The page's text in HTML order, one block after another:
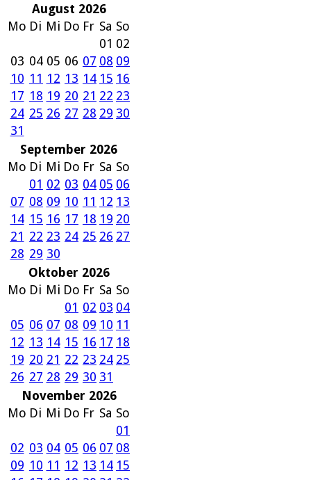
August 2026
Mo Di Mi Do Fr Sa So
01 02
03 04 05 06 07 08 09
10 11 12 13 14 15 16
17 18 19 20 21 22 23
24 25 26 27 28 29 30
31
September 2026
Mo Di Mi Do Fr Sa So
01 02 03 04 05 06
07 08 09 10 11 12 13
14 15 16 17 18 19 20
21 22 23 24 25 26 27
28 29 30
Oktober 2026
Mo Di Mi Do Fr Sa So
01 02 03 04
05 06 07 08 09 10 11
12 13 14 15 16 17 18
19 20 21 22 23 24 25
26 27 28 29 30 31
November 2026
Mo Di Mi Do Fr Sa So
01
02 03 04 05 06 07 08
09 10 11 12 13 14 15